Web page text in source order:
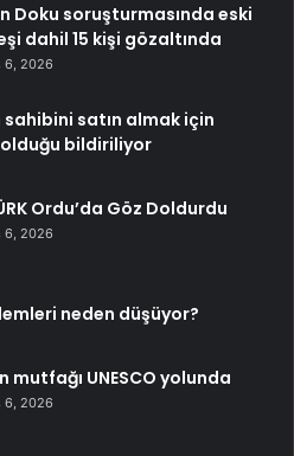
Doku soruşturmasında eski
dahil 15 kişi gözaltında
6, 2026
sahibini satın almak için
bildiriliyor
Ordu’da Göz Doldurdu
6, 2026
neden düşüyor?
mutfağı UNESCO yolunda
6, 2026